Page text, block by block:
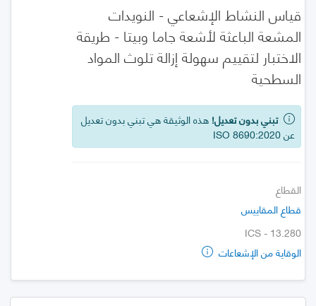
قياس النشاط الإشعاعي - النويدات
المشعة الباعثة لأشعة جاما وبيتا - طريقة
الاختبار لتقييم سهولة إزالة تلوث المواد
السطحية
تبني بدون تعديل! هذه الوثيقة هي تبني بدون تعديل
عن ISO 8690:2020
القطاع
قطاع المقاييس
ICS - 13.280
الوقاية من الإشعاعات